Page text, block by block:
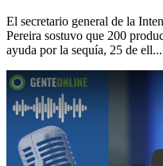
El secretario general de la
Pereira sostuvo que 200
ayuda por la sequía, 25 de ell...